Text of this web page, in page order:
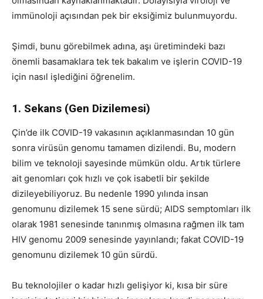
immünoloji açısından pek bir eksiğimiz bulunmuyordu.
Şimdi, bunu görebilmek adına, aşı üretimindeki bazı
önemli basamaklara tek tek bakalım ve işlerin COVID-19
için nasıl işlediğini öğrenelim.
1. Sekans (Gen Dizilemesi)
Çin’de ilk COVID-19 vakasının açıklanmasından 10 gün
sonra virüsün genomu tamamen dizilendi. Bu, modern
bilim ve teknoloji sayesinde mümkün oldu. Artık türlere
ait genomları çok hızlı ve çok isabetli bir şekilde
dizileyebiliyoruz. Bu nedenle 1990 yılında insan
genomunu dizilemek 15 sene sürdü; AIDS semptomları ilk
olarak 1981 senesinde tanınmış olmasına rağmen ilk tam
HIV genomu 2009 senesinde yayınlandı; fakat COVID-19
genomunu dizilemek 10 gün sürdü.
Bu teknolojiler o kadar hızlı gelişiyor ki, kısa bir süre